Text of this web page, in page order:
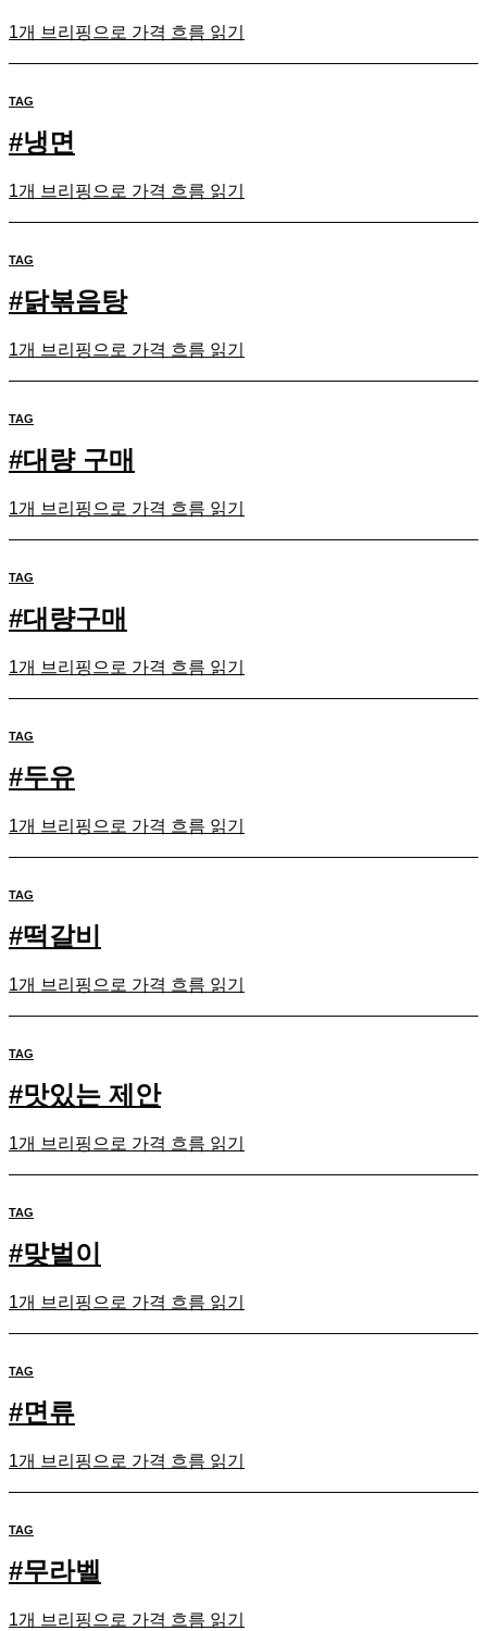
1개 브리핑으로 가격 흐름 읽기
TAG
#냉면
1개 브리핑으로 가격 흐름 읽기
TAG
#닭볶음탕
1개 브리핑으로 가격 흐름 읽기
TAG
#대량 구매
1개 브리핑으로 가격 흐름 읽기
TAG
#대량구매
1개 브리핑으로 가격 흐름 읽기
TAG
#두유
1개 브리핑으로 가격 흐름 읽기
TAG
#떡갈비
1개 브리핑으로 가격 흐름 읽기
TAG
#맛있는 제안
1개 브리핑으로 가격 흐름 읽기
TAG
#맞벌이
1개 브리핑으로 가격 흐름 읽기
TAG
#면류
1개 브리핑으로 가격 흐름 읽기
TAG
#무라벨
1개 브리핑으로 가격 흐름 읽기